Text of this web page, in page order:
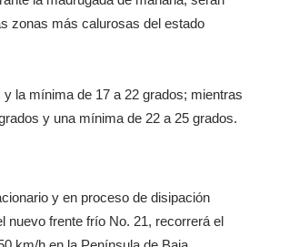
zonas más calurosas del estado
la mínima de 17 a 22 grados; mientras
y una mínima de 22 a 25 grados.
y en proceso de disipación
nuevo frente frío No. 21, recorrerá el